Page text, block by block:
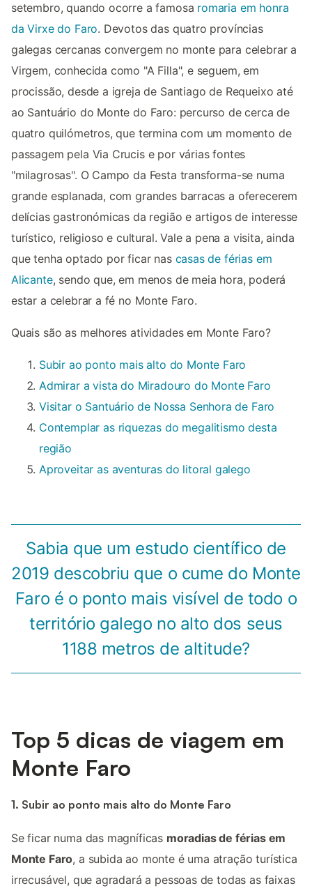
setembro, quando ocorre a famosa romaria em honra
da Virxe do Faro. Devotos das quatro províncias
galegas cercanas convergem no monte para celebrar a
Virgem, conhecida como "A Filla", e seguem, em
procissão, desde a igreja de Santiago de Requeixo até
ao Santuário do Monte do Faro: percurso de cerca de
quatro quilómetros, que termina com um momento de
passagem pela Via Crucis e por várias fontes
"milagrosas". O Campo da Festa transforma-se numa
grande esplanada, com grandes barracas a oferecerem
delícias gastronómicas da região e artigos de interesse
turístico, religioso e cultural. Vale a pena a visita, ainda
que tenha optado por ficar nas casas de férias em
Alicante, sendo que, em menos de meia hora, poderá
estar a celebrar a fé no Monte Faro.
Quais são as melhores atividades em Monte Faro?
Subir ao ponto mais alto do Monte Faro
Admirar a vista do Miradouro do Monte Faro
Visitar o Santuário de Nossa Senhora de Faro
Contemplar as riquezas do megalitismo desta
região
Aproveitar as aventuras do litoral galego
Sabia que um estudo científico de
2019 descobriu que o cume do Monte
Faro é o ponto mais visível de todo o
território galego no alto dos seus
1188 metros de altitude?
Top 5 dicas de viagem em
Monte Faro
1. Subir ao ponto mais alto do Monte Faro
Se ficar numa das magníficas moradias de férias em
Monte Faro, a subida ao monte é uma atração turística
irrecusável, que agradará a pessoas de todas as faixas